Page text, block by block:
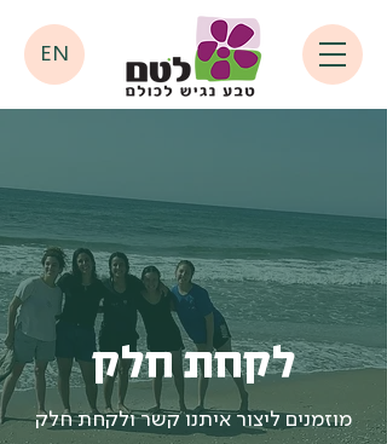
EN
לקחת חלק
מוזמנים ליצור איתנו קשר ולקחת חלק